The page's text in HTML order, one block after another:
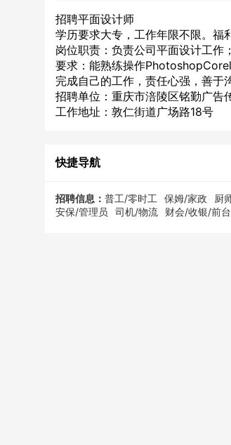
招聘平面设计师
学历要求大专，工作年限不限。福
岗位职责：负责公司平面设计工作
要求：能熟练操作
完成自己的工作，责任心强，善于
招聘单位：重庆市涪陵区铭勤广告
工作地址：敦仁街道广场路18号
快捷导航
招聘信息： 普工/零时工 保姆/家政 厨
安保/管理员
司机/物流 财会/收银/前台